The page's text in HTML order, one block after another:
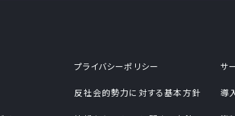
プライバシーポリシー
反社会的勢力に対する基本方針
サ
導